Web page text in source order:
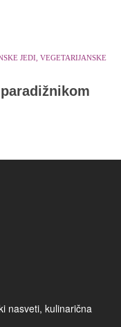
JEDI, VEGETARIJANSKE
nasveti, kulinarična